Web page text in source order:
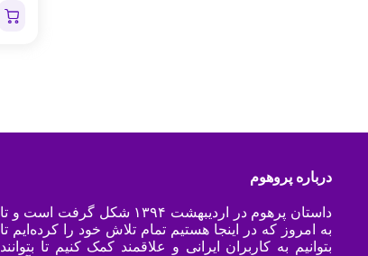
درباره پروهوم
داستان پرهوم در اردیبهشت ۱۳۹۴ شکل گرفت است و تا
به امروز که در اینجا هستیم تمام تلاش خود را کرده‌ایم تا
بتوانیم به کاربران ایرانی و علاقمند کمک کنیم تا بتوانند